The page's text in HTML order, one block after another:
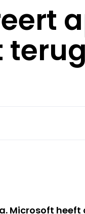
Microsoft